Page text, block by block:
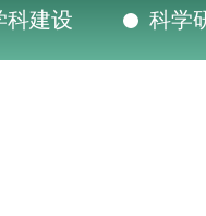
科建设 科学